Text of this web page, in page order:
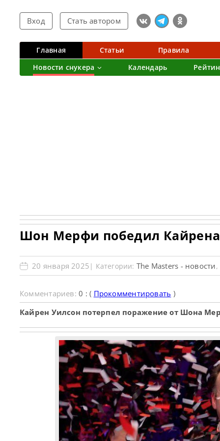
Вход Стать автором
Главная Статьи
Правила
Новости снукера
Календарь
Шон Мерфи победил Кайрена
20 января 2025 | Категории: The Masters - новости,
Комментариев:0 : ( Прокомментировать )
Кайрен Уилсон потерпел поражение от Шона